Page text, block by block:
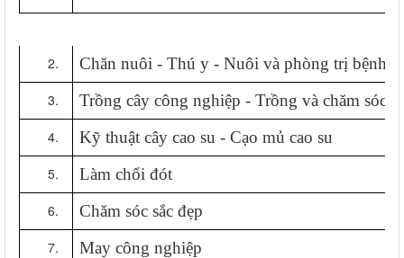
Chăn nuôi - Thú y - Nuôi và phòng trị bệnh
Trồng cây công nghiệp - Trồng và chăm sóc
Kỹ thuật cây cao su - Cạo mủ cao su
Làm chổi đót
Chăm sóc sắc đẹp
May công nghiệp